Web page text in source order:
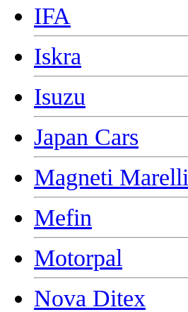
IFA
Iskra
Isuzu
Japan Cars
Magneti Marelli
Mefin
Motorpal
Nova Ditex